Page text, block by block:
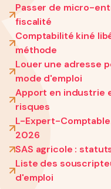
Passer de micro-
fiscalité
Comptabilité kiné
méthode
Louer une adresse
mode d'emploi
Apport en industrie
risques
L-Expert-
2026
SAS agricole :
Liste des
d'emploi